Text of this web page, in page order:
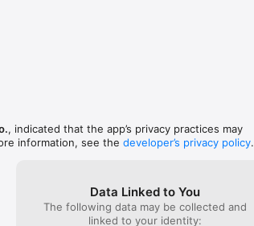
, indicated that the app’s privacy practices may
information, see the developer’s privacy policy.
Data Linked to You
The following data may be collected and
linked to your identity: